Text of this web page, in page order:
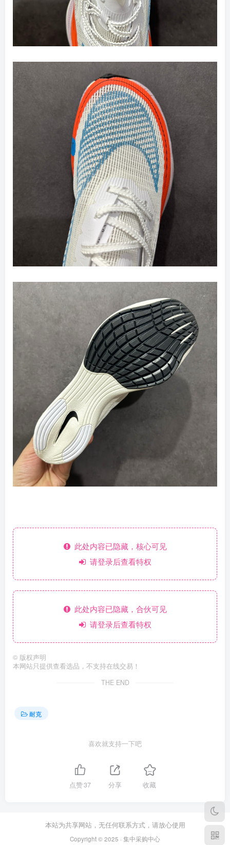
此处内容已隐藏，核心可见
请登录后查看特权
此处内容已隐藏，合伙可见
请登录后查看特权
© 版权声明
本网站只提供查看选品，不支持在线交易！
THE END
耐克
喜欢就支持一下吧
点赞37 分享 收藏
本站为共享网站，无任何联系方式，请放心使用
Copyright © 2025 · 集中采购中心